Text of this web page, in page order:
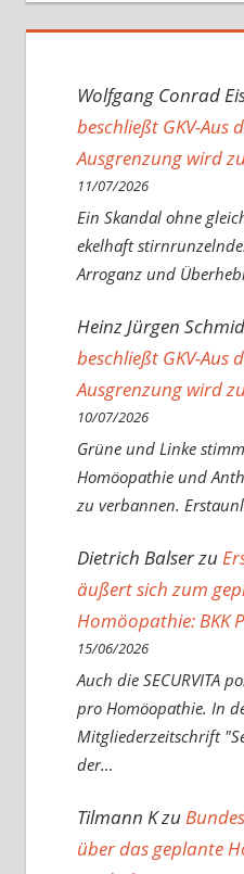
Wolfgang Conrad
beschließt GKV-Aus
Ausgrenzung wird
11/07/2026
Ein Skandal ohne
ekelhaft
Arroganz und
Heinz Jürgen
beschließt GKV-Aus
Ausgrenzung wird
10/07/2026
Grüne und Linke
Homöopathie und
zu verbannen.
Dietrich Balserzu
äußert sich zum
Homöopathie: BKK
15/06/2026
Auch die SECURVITA
pro Homöopathie. In
Mitgliederzeitschrift
der…
Tilmann Kzu
über das geplante